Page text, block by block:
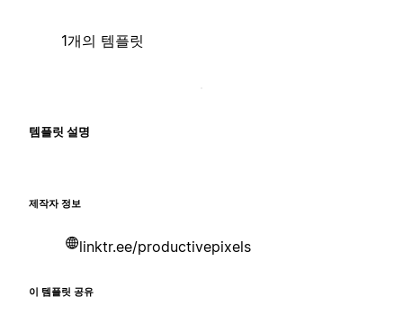
1개의 템플릿
템플릿 설명
제작자 정보
linktr.ee/productivepixels
이 템플릿 공유